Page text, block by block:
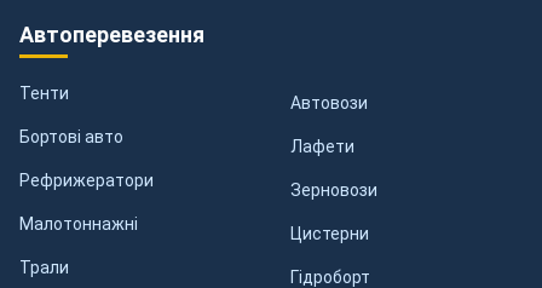
Автоперевезення
Тенти
Бортові авто
Рефрижератори
Малотоннажні
Трали
Автовози
Лафети
Зерновози
Цистерни
Гідроборт